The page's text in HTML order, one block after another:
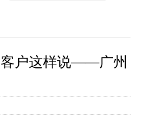
客户这样说——广州